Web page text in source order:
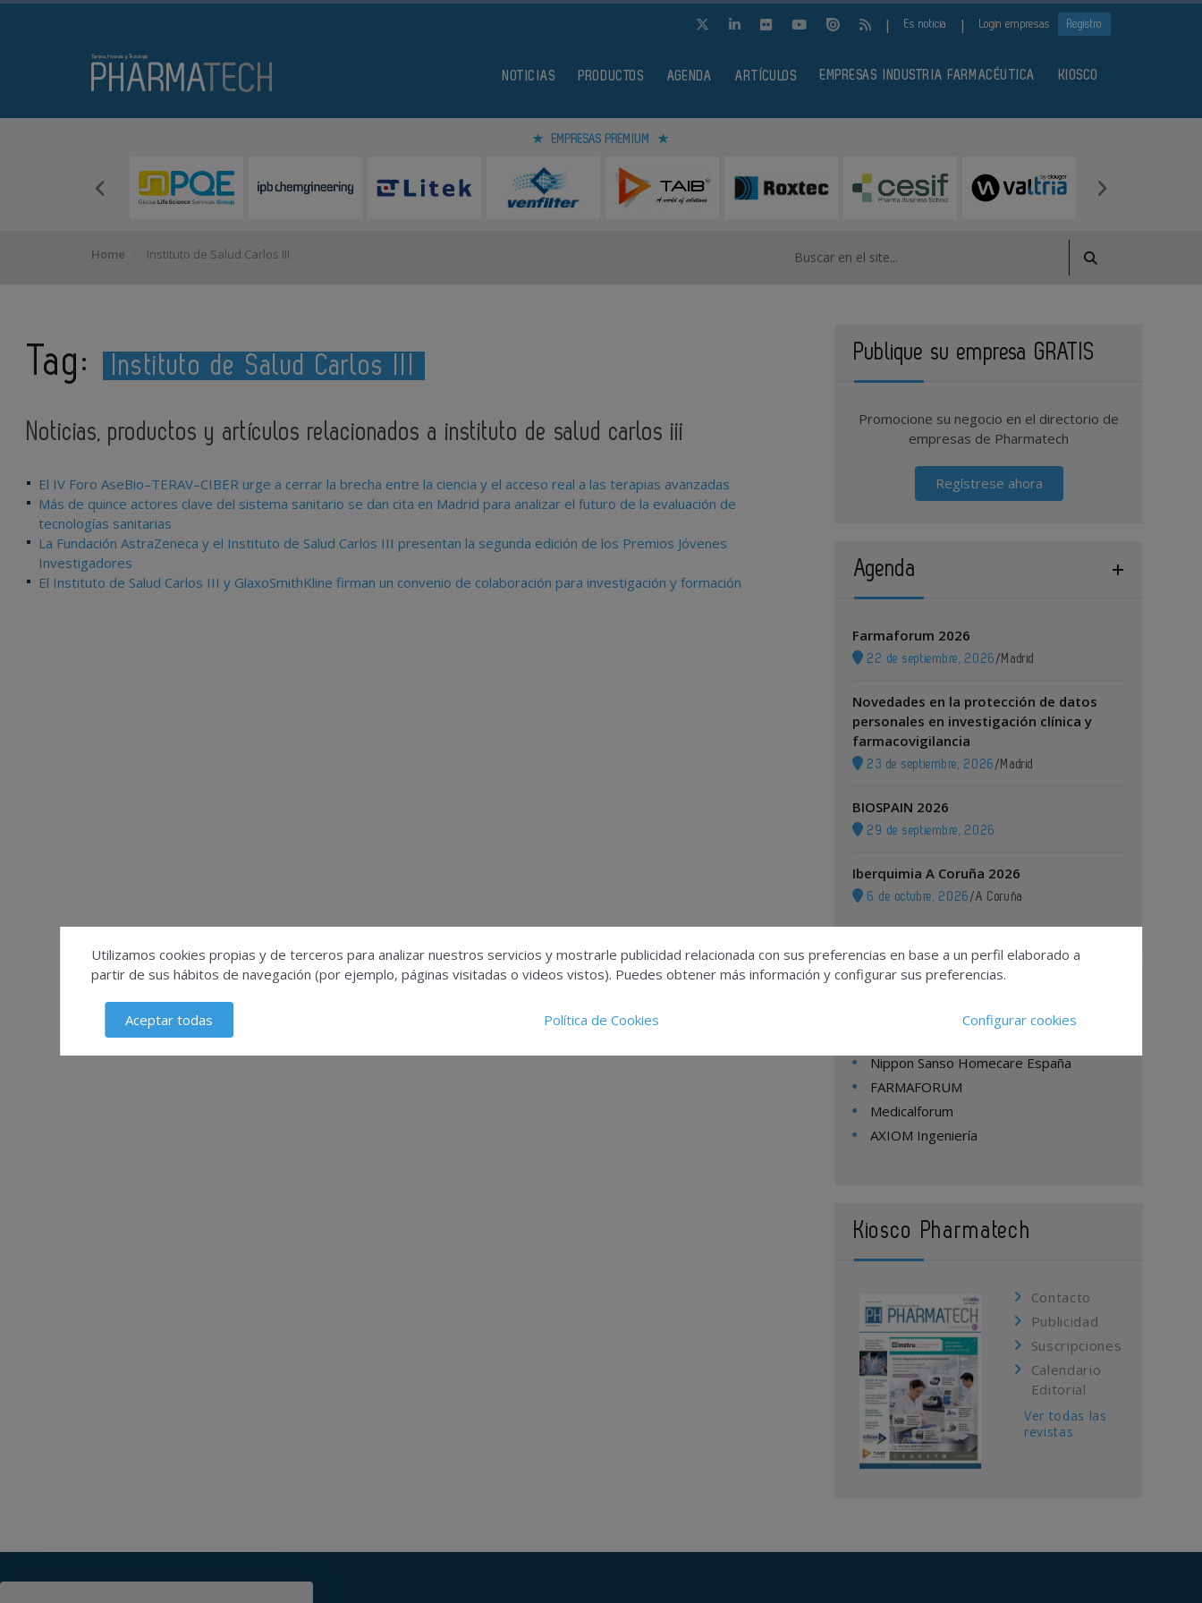
| Es noticia | Login empresas Registro
NOTICIAS PRODUCTOS AGENDA ARTÍCULOS EMPRESAS INDUSTRIA FARMACÉUTICA KIOSCO
EMPRESAS PREMIUM
Home Instituto de Salud Carlos III
Tag: Instituto de Salud Carlos III
Noticias, productos y artículos relacionados a instituto de salud carlos iii
El IV Foro AseBio–TERAV–CIBER urge a cerrar la brecha entre la ciencia y el acceso real a las terapias avanzadas
Más de quince actores clave del sistema sanitario se dan cita en Madrid para analizar el futuro de la evaluación de
tecnologías sanitarias
La Fundación AstraZeneca y el Instituto de Salud Carlos III presentan la segunda edición de los Premios Jóvenes
Investigadores
El Instituto de Salud Carlos III y GlaxoSmithKline firman un convenio de colaboración para investigación y formación
Publique su empresa GRATIS
Promocione su negocio en el directorio de
empresas de Pharmatech
Regístrese ahora
Agenda
Farmaforum 2026
22 de septiembre, 2026 / Madrid
Novedades en la protección de datos
personales en investigación clínica y
farmacovigilancia
23 de septiembre, 2026 / Madrid
BIOSPAIN 2026
29 de septiembre, 2026
Iberquimia A Coruña 2026
6 de octubre, 2026 /A Coruña
Nippon Sanso Homecare España
FARMAFORUM
Medicalforum
AXIOM Ingeniería
Kiosco Pharmatech
Contacto
Publicidad
Suscripciones
Calendario
Editorial
Ver todas las
revistas
Utilizamos cookies propias y de terceros para analizar nuestros servicios y mostrarle publicidad relacionada con sus preferencias en base a un perfil elaborado a
partir de sus hábitos de navegación (por ejemplo, páginas visitadas o videos vistos). Puedes obtener más información y configurar sus preferencias.
Aceptar todas Política de Cookies Configurar cookies